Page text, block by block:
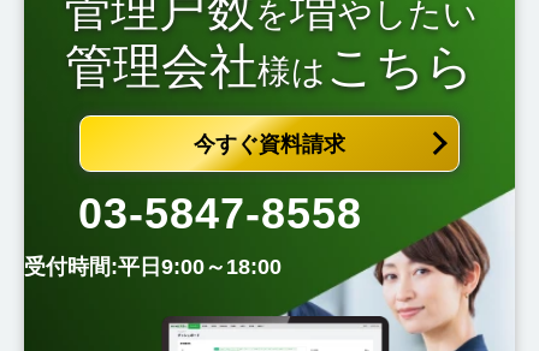
を やしたい
管理会社様は こちら
今すぐ資料請求
03-5847-8558
受付時間:平日9:00～18:00